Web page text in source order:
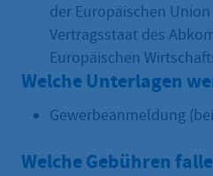
der Europäischen
Vertragsstaat des
Europäischen
Welche Unterlagen
Gewerbeanmeldung
Welche Gebühren